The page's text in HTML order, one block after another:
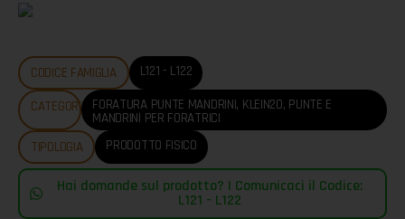
CODICE FAMIGLIA L121 - L122
CATEGORIE FORATURA PUNTE MANDRINI, KLEIN20, PUNTE E
MANDRINI PER FORATRICI
TIPOLOGIA
PRODOTTO FISICO
Hai domande sul prodotto? | Comunicaci il Codice:
L121 - L122